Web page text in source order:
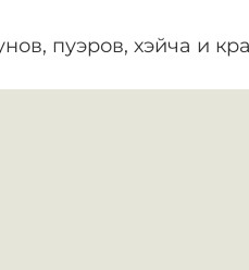
пуэров, хэйча и